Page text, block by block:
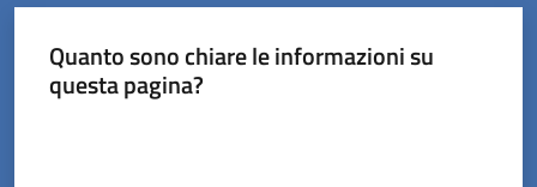
Quanto sono chiare le informazioni su
questa pagina?